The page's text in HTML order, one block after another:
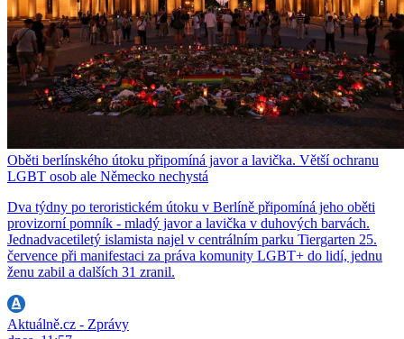
Oběti berlínského útoku připomíná javor a lavička. Větší ochranu
LGBT osob ale Německo nechystá
Dva týdny po teroristickém útoku v Berlíně připomíná jeho oběti
provizorní pomník - mladý javor a lavička v duhových barvách.
Jednadvacetiletý islamista najel v centrálním parku Tiergarten 25.
července při manifestaci za práva komunity LGBT+ do lidí, jednu
ženu zabil a dalších 31 zranil.
Aktuálně.cz - Zprávy